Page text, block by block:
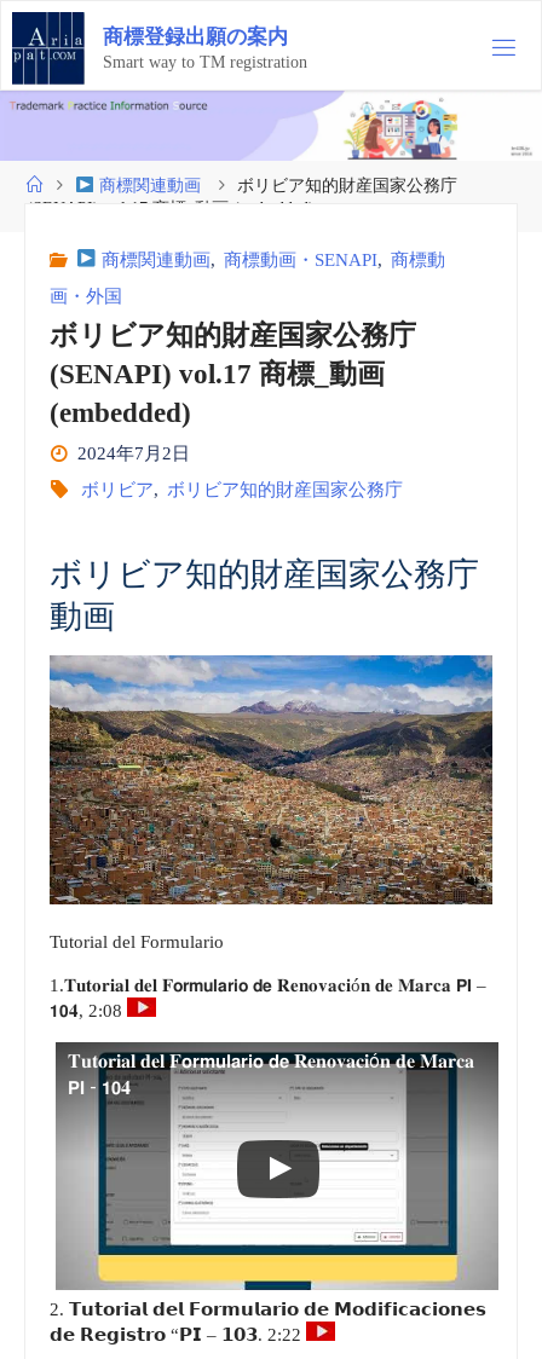
コ
テ
ン
ツ
ス
商標登録出願の案内
Smart way to TM registration
ホ
ー
商標関連動画
ボリビア知的財産国家公務庁
(SENAPI) vol.17 商標_動画 (embedded)
商標関連動画, 商標動画・SENAPI, 商標動
画・外国
ボリビア知的財産国家公務庁
(SENAPI) vol.17 商標_動画
(embedded)
2024年7月2日
ボリビア, ボリビア知的財産国家公務庁
ボリビア知的財産国家公務庁
動画
Tutorial del Formulario
1.𝐓𝐮𝐭𝐨𝐫𝐢𝐚𝐥 𝐝𝐞𝐥 𝐅𝗼𝗿𝗺𝘂𝗹𝗮𝗿𝗶𝗼 𝗱𝗲 𝐑𝐞𝐧𝐨𝐯𝐚𝐜𝐢ó𝐧 𝐝𝐞 𝐌𝐚𝐫𝐜𝐚 𝗣𝗜 –
𝟭𝟬𝟒, 2:08
𝐓𝐮𝐭𝐨𝐫𝐢𝐚𝐥 𝐝𝐞𝐥 𝐅𝗼𝗿𝗺𝘂𝗹𝗮𝗿𝗶𝗼 𝗱𝗲 𝐑𝐞𝐧𝐨𝐯𝐚𝐜𝐢ó𝐧 𝐝𝐞 𝐌𝐚𝐫𝐜𝐚
𝗣𝗜 - 𝟭𝟬𝟒
2. 𝗧𝘂𝘁𝗼𝗿𝗶𝗮𝗹 𝗱𝗲𝗹 𝗙𝗼𝗿𝗺𝘂𝗹𝗮𝗿𝗶𝗼 𝗱𝗲 𝗠𝗼𝗱𝗶𝗳𝗶𝗰𝗮𝗰𝗶𝗼𝗻𝗲𝘀
𝗱𝗲 𝗥𝗲𝗴𝗶𝘀𝘁𝗿𝗼 “𝗣𝗜 – 𝟭𝟬𝟯. 2:22